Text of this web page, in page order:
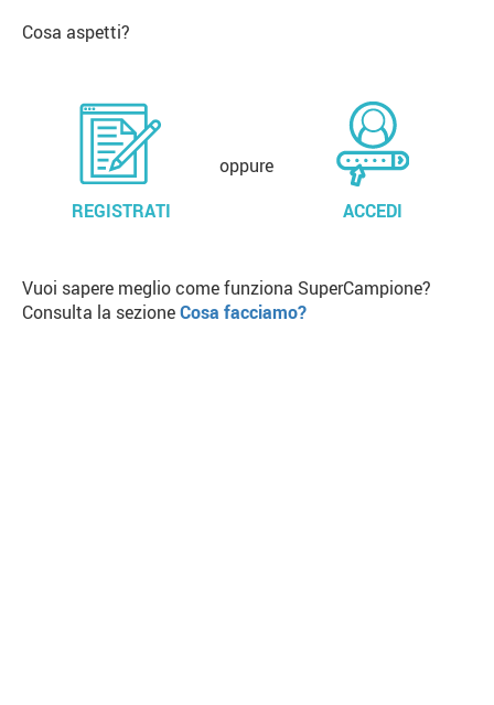
Cosa aspetti?
REGISTRATI
oppure
ACCEDI
Vuoi sapere meglio come funziona SuperCampione?
Consulta la sezioneCosa facciamo?